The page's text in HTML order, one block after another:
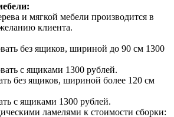
и мягкой мебели производится в
клиента.
без ящиков, шириной до 90 см 1300
с ящиками 1300 рублей.
без ящиков, шириной более 120 см
с ящиками 1300 рублей.
ламелями к стоимости сборки: